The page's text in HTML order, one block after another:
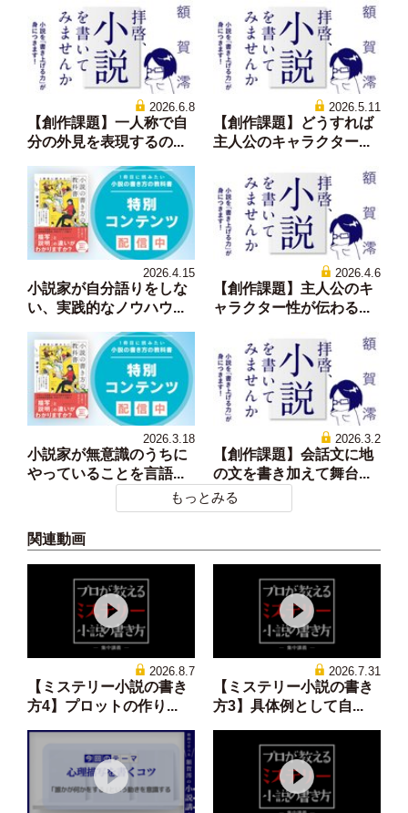
2026.6.8
【創作課題】一人称で自
分の外見を表現するの...
2026.5.11
【創作課題】どうすれば
主人公のキャラクター...
2026.4.15
小説家が自分語りをしな
い、実践的なノウハウ...
2026.4.6
【創作課題】主人公のキ
ャラクター性が伝わる...
2026.3.18
小説家が無意識のうちに
やっていることを言語...
2026.3.2
【創作課題】会話文に地
の文を書き加えて舞台...
もっとみる
関連動画
2026.8.7
【ミステリー小説の書き
方4】プロットの作り...
2026.7.31
【ミステリー小説の書き
方3】具体例として自...